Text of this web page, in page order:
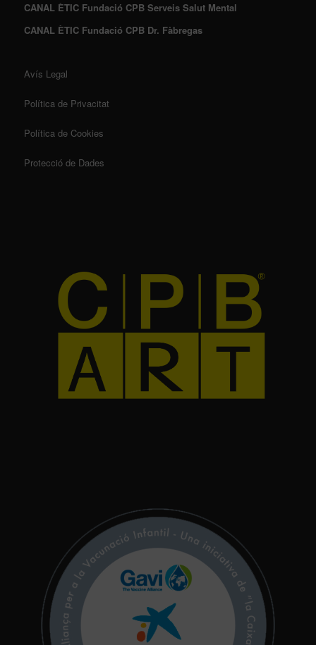
CANAL ÈTIC Fundació CPB Serveis Salut Mental
CANAL ÈTIC Fundació CPB Dr. Fàbregas
Avís Legal
Política de Privacitat
Política de Cookies
Protecció de Dades